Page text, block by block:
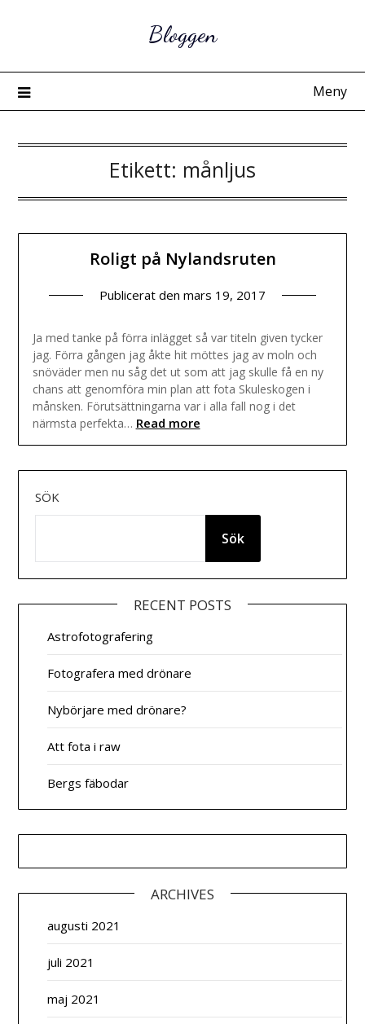
Bloggen
Meny
Etikett: månljus
Roligt på Nylandsruten
Publicerat den mars 19, 2017
Ja med tanke på förra inlägget så var titeln given tycker
jag. Förra gången jag åkte hit möttes jag av moln och
snöväder men nu såg det ut som att jag skulle få en ny
chans att genomföra min plan att fota Skuleskogen i
månsken. Förutsättningarna var i alla fall nog i det
närmsta perfekta… Read more
SÖK
Sök
RECENT POSTS
Astrofotografering
Fotografera med drönare
Nybörjare med drönare?
Att fota i raw
Bergs fäbodar
ARCHIVES
augusti 2021
juli 2021
maj 2021